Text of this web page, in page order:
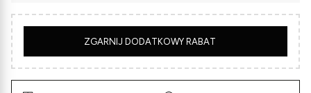
ZGARNIJ DODATKOWY RABAT